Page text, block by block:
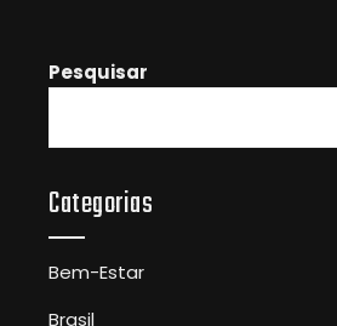
Pesquisar
Categorias
Bem-Estar
Brasil